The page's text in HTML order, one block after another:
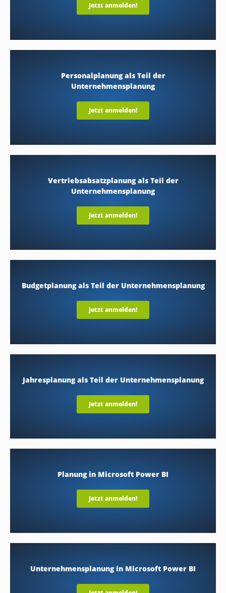
Jetzt anmelden!
Personalplanung als Teil der
Unternehmensplanung
Jetzt anmelden!
Vertriebsabsatzplanung als Teil der
Unternehmensplanung
Jetzt anmelden!
Budgetplanung als Teil der Unternehmensplanung
Jetzt anmelden!
Jahresplanung als Teil der Unternehmensplanung
Jetzt anmelden!
Planung in Microsoft Power BI
Jetzt anmelden!
Unternehmensplanung in Microsoft Power BI